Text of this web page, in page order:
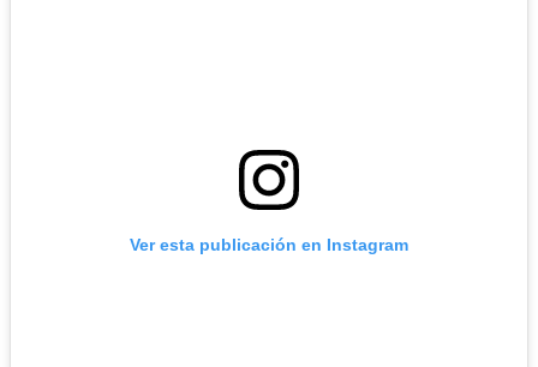
Ver esta publicación en Instagram